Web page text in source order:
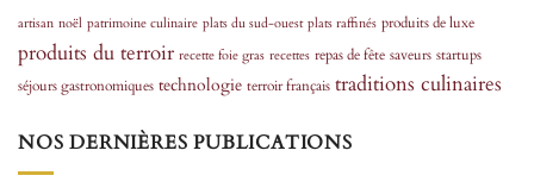
artisan noël patrimoine culinaire plats du sud-ouest plats raffinés produits de luxe
produits du terroir recette foie gras recettes repas de fête saveurs startups
séjours gastronomiques technologie terroir français traditions culinaires
NOS DERNIÈRES PUBLICATIONS